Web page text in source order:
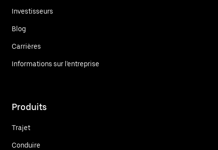
Investisseurs
Blog
Carrières
Informations sur l'entreprise
Produits
Trajet
Conduire